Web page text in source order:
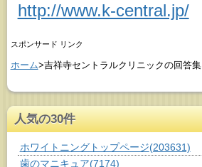
http://www.k-central.jp/
スポンサード リンク
ホーム>吉祥寺セントラルクリニックの回答集
人気の30件
ホワイトニングトップページ(203631)
歯のマニキュア(7174)